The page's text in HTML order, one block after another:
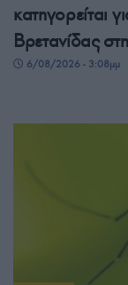
κατηγορείται
Βρετανίδας
6/08/2026 - 3:08μμ